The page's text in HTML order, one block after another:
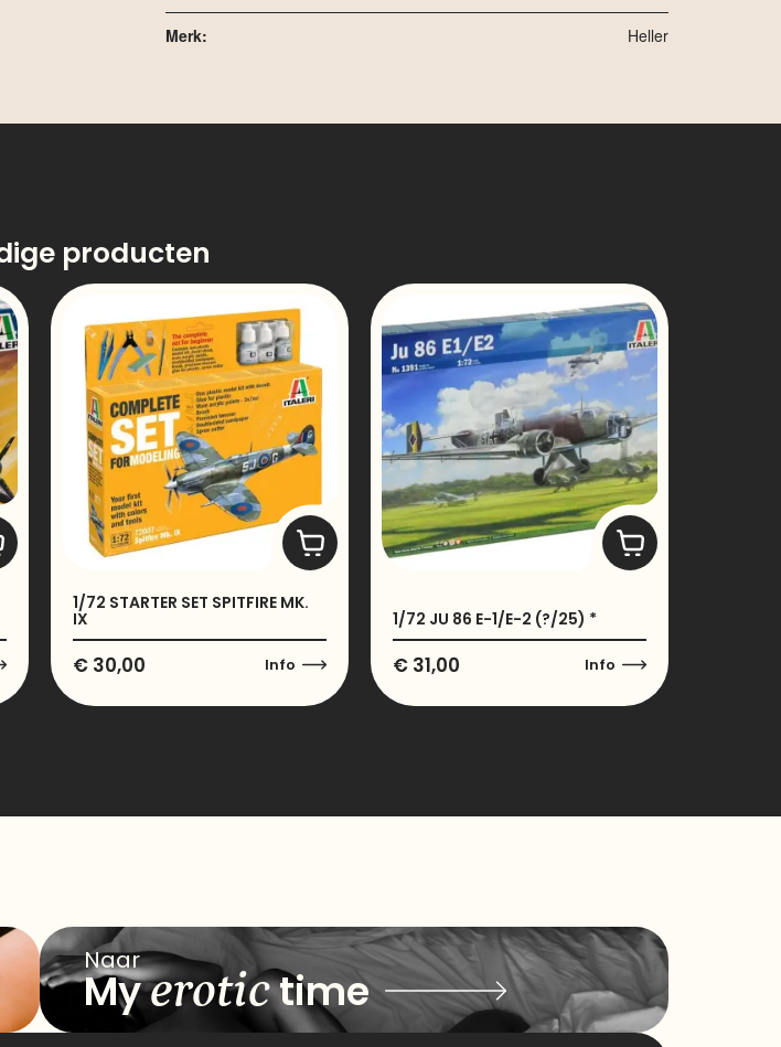
Merk: Heller
producten
1/72 STARTER SET SPITFIRE MK.
IX
€ 30,00 Info
1/72 JU 86 E-1/E-2 (?/25) *
€ 31,00 Info
Naar
Myerotictime